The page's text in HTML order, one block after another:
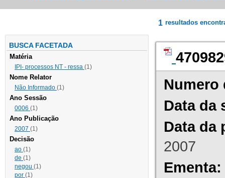
BUSCA FACETADA
Matéria
IPI- processos NT - ressa (1)
Nome Relator
Não Informado (1)
Ano Sessão
0006 (1)
Ano Publicação
2007 (1)
Decisão
ao (1)
de (1)
negou (1)
por (1)
1 resultados
Numero
Data da
Data da
2007
Ementa: